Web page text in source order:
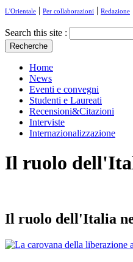
L'Orientale | Per collaborazioni | Redazione
Search this site :
Home
News
Eventi e convegni
Studenti e Laureati
Recensioni&Citazioni
Interviste
Internazionalizzazione
Il ruolo
Il ruolo dell'Italia